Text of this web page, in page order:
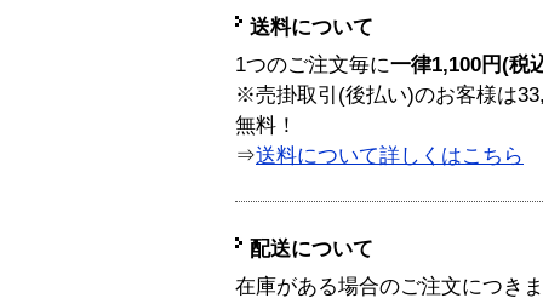
送料について
1つのご注文毎に一律1,100円(税
※売掛取引(後払い)のお客様は
無料！
⇒送料について詳しくはこちら
配送について
在庫がある場合のご注文につき